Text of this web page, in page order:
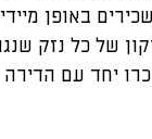
באופן
של כל נזק
יחד עם הדירה